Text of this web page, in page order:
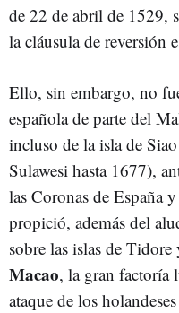
de 22 de abril de 1529,
la cláusula de reversión
Ello, sin embargo, no
española de parte del
incluso de la isla de
Sulawesi hasta 1677),
las Coronas de España
propició, además del
sobre las islas de Tidore
Macao, la gran factoría
ataque de los